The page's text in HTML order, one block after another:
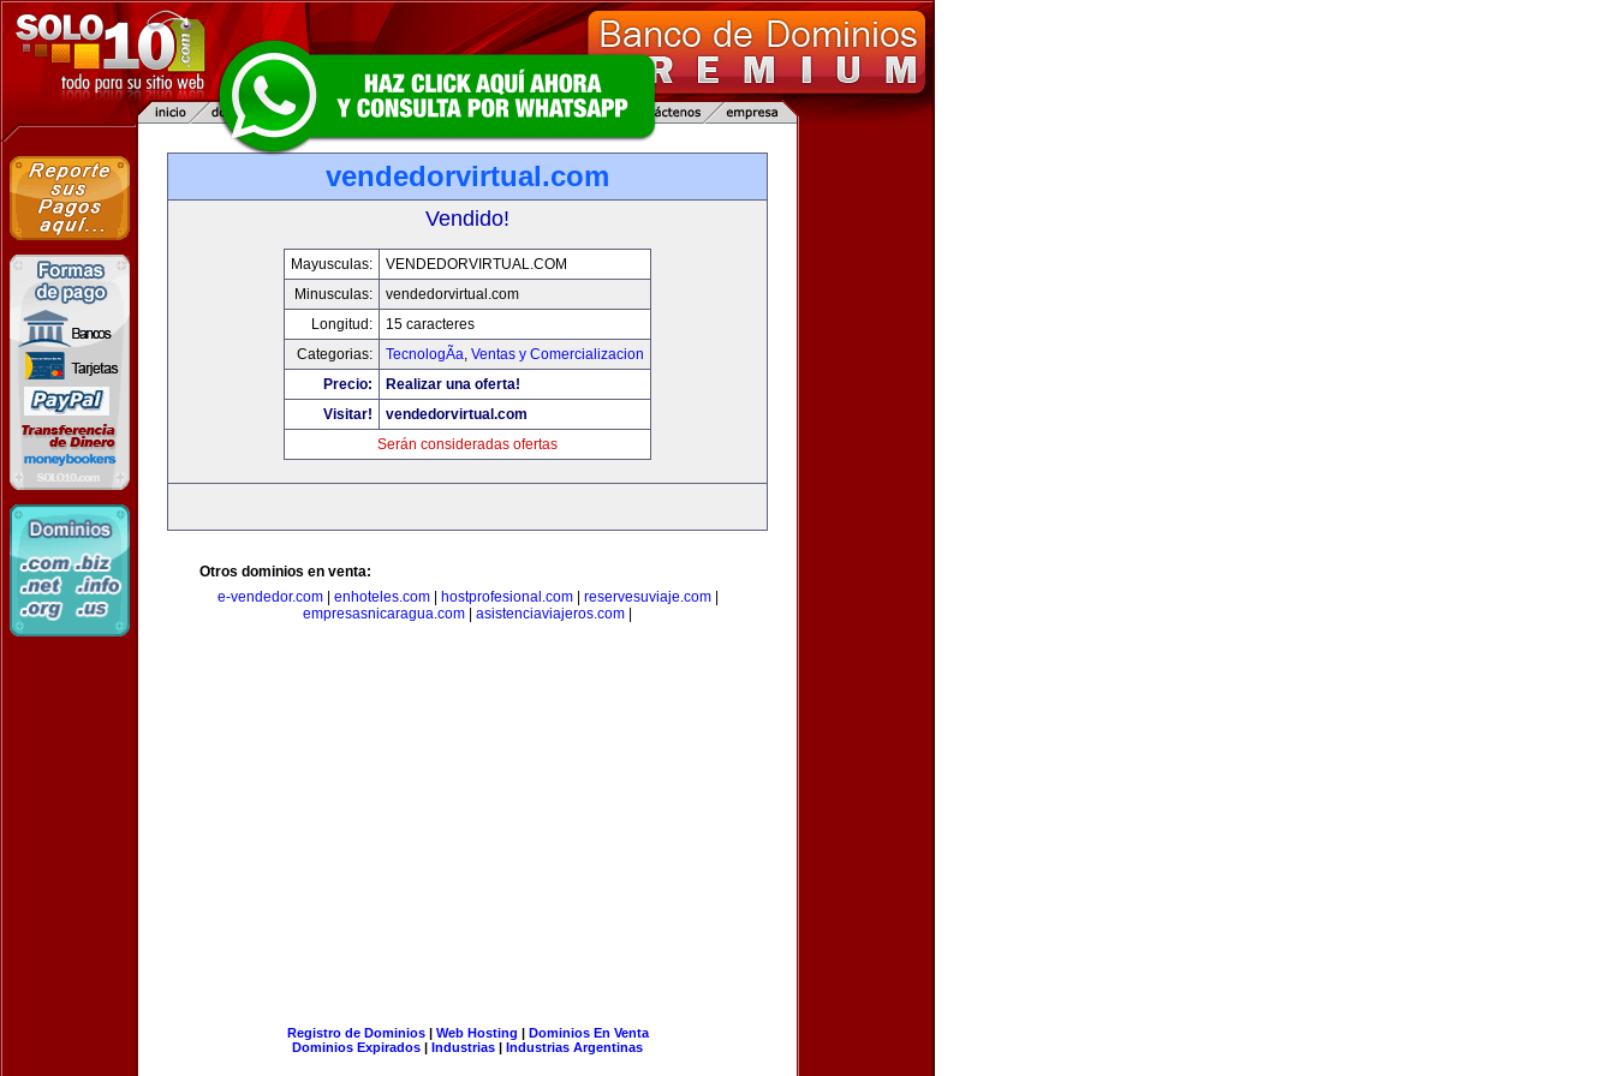
vendedorvirtual.com
Vendido!
Mayusculas:
VENDEDORVIRTUAL.COM
Minusculas:
vendedorvirtual.com
Longitud:
15 caracteres
Categorias:
TecnologÃ­a, Ventas y Comercializacion
Precio:
Realizar una oferta!
Visitar!
vendedorvirtual.com
Serán consideradas ofertas
Otros dominios en venta:
e-vendedor.com| enhoteles.com| hostprofesional.com| reservesuviaje.com|
empresasnicaragua.com
asistenciaviajeros.com
Registro de Dominios| Web Hosting | Dominios En Venta
Dominios Expirados | Industrias | Industrias Argentinas